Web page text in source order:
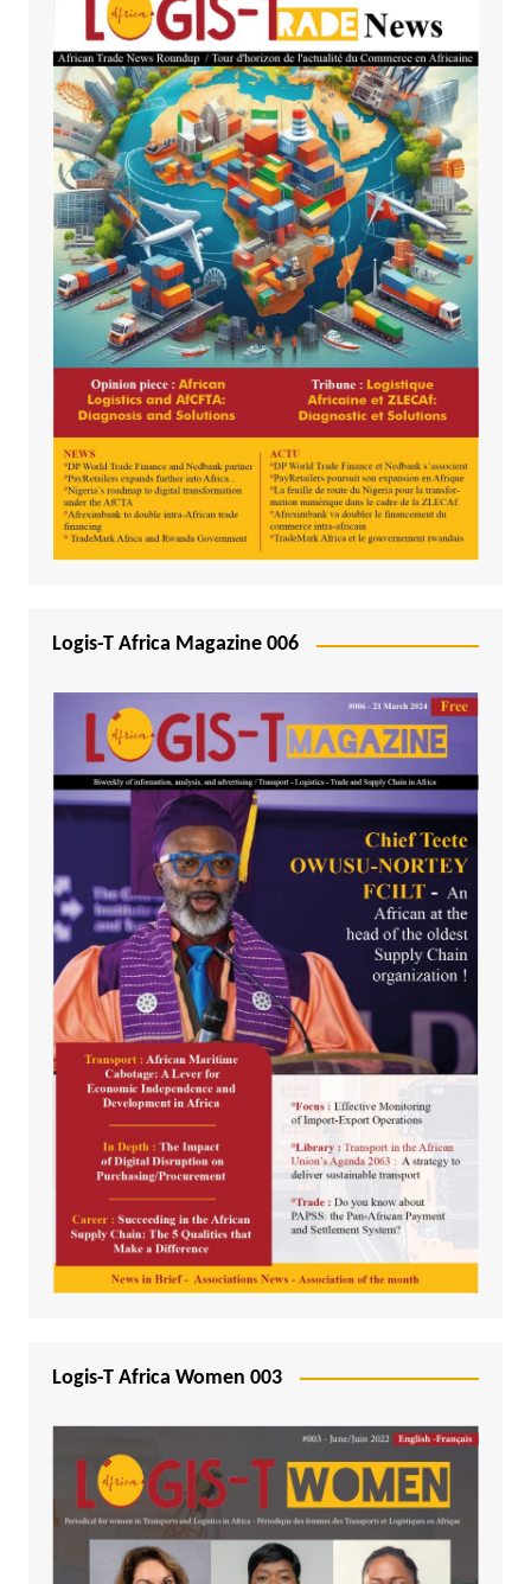
Logis-T Africa Magazine 006
Logis-T Africa Women 003